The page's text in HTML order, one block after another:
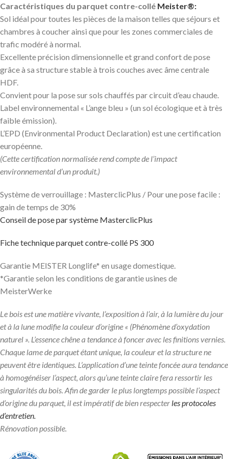
Caractéristiques du parquet contre-collé Meister®:
Sol idéal pour toutes les pièces de la maison telles que séjours et
chambres à coucher ainsi que pour les zones commerciales de
trafic modéré à normal.
Excellente précision dimensionnelle et grand confort de pose
grâce à sa structure stable à trois couches avec âme centrale
HDF.
Convient pour la pose sur sols chauffés par circuit d’eau chaude.
Label environnemental « L’ange bleu » (un sol écologique et à très
faible émission).
L’EPD (Environmental Product Declaration) est une certification
européenne.
(Cette certification normalisée rend compte de l’impact
environnemental d’un produit.)
Système de verrouillage : MasterclicPlus / Pour une pose facile :
gain de temps de 30%
Conseil de pose par système MasterclicPlus
Fiche technique parquet contre-collé PS 300
Garantie MEISTER Longlife* en usage domestique.
*Garantie selon les conditions de garantie usines de
MeisterWerke
Le bois est une matière vivante, l’exposition à l’air, à la lumière du jour
et à la lune modifie la couleur d’origine « (Phénomène d’oxydation
naturel ». L’essence chêne a tendance à foncer avec les finitions vernies.
Chaque lame de parquet étant unique, la couleur et la structure ne
peuvent être identiques. L’application d’une teinte foncée aura tendance
à homogénéiser l’aspect, alors qu’une teinte claire fera ressortir les
singularités du bois. Afin de garder le plus longtemps possible l’aspect
d’origine du parquet, il est impératif de bien respecter les protocoles
d’entretien.
Rénovation possible.